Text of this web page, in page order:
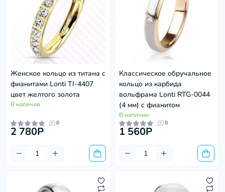
Женское кольцо из титана с
фианитами Lonti TI-4407
цвет желтого золота
В наличии
0
2 780P
Классическое обручальное
кольцо из карбида
вольфрама Lonti RTG-0044
(4 мм) с фианитом
В наличии
0
1 560P